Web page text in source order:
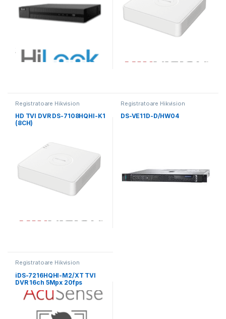
Registratoare Hikvision
HD TVI DVR DS-7108HQHI-K1
(8CH)
Registratoare Hikvision
DS-VE11D-D/HW04
Registratoare Hikvision
iDS-7216HQHI-M2/XT TVI
DVR 16ch 5Mpx 20fps